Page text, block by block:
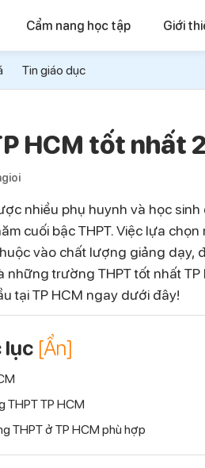
Cẩm nang học tập Giới
Tin giáo dục
HCM tốt nhất
nhiều phụ huynh và học
cuối bậc THPT. Việc lựa
vào chất lượng giảng dạy,
trường THPT tốt nhất TP
tại TP HCM ngay dưới đây!
lục [Ẩn]
THPT TP HCM
THPT ở TP HCM phù hợp